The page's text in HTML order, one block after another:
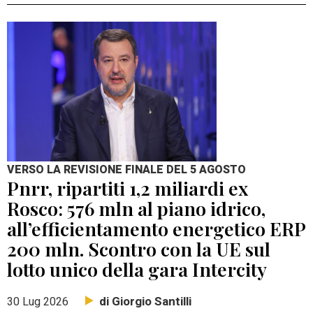
VERSO LA REVISIONE FINALE DEL 5 AGOSTO
Pnrr, ripartiti 1,2 miliardi ex
Rosco: 576 mln al piano idrico,
all’efficientamento energetico ERP
200 mln. Scontro con la UE sul
lotto unico della gara Intercity
30 Lug 2026 di Giorgio Santilli